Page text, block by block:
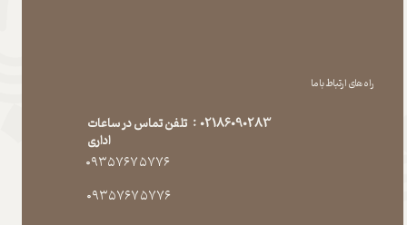
راه های ارتباط با ما
02186090283 : تلفن تماس در ساعات
اداری
۰۹۳۵۷۶۷۵۷۷۶
۰۹۳۵۷۶۷۵۷۷۶